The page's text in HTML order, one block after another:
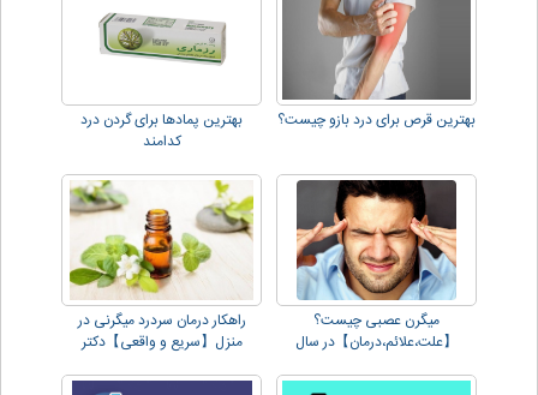
بهترین قرص برای درد بازو چیست؟
بهترین پمادها برای گردن درد
کدامند
میگرن عصبی چیست؟
【علت،علائم،درمان】در سال
راهکار درمان سردرد میگرنی در
منزل【سریع و واقعی】دکتر